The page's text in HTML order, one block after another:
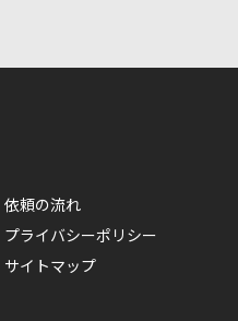
依頼の流れ
プライバシーポリシー
サイトマップ